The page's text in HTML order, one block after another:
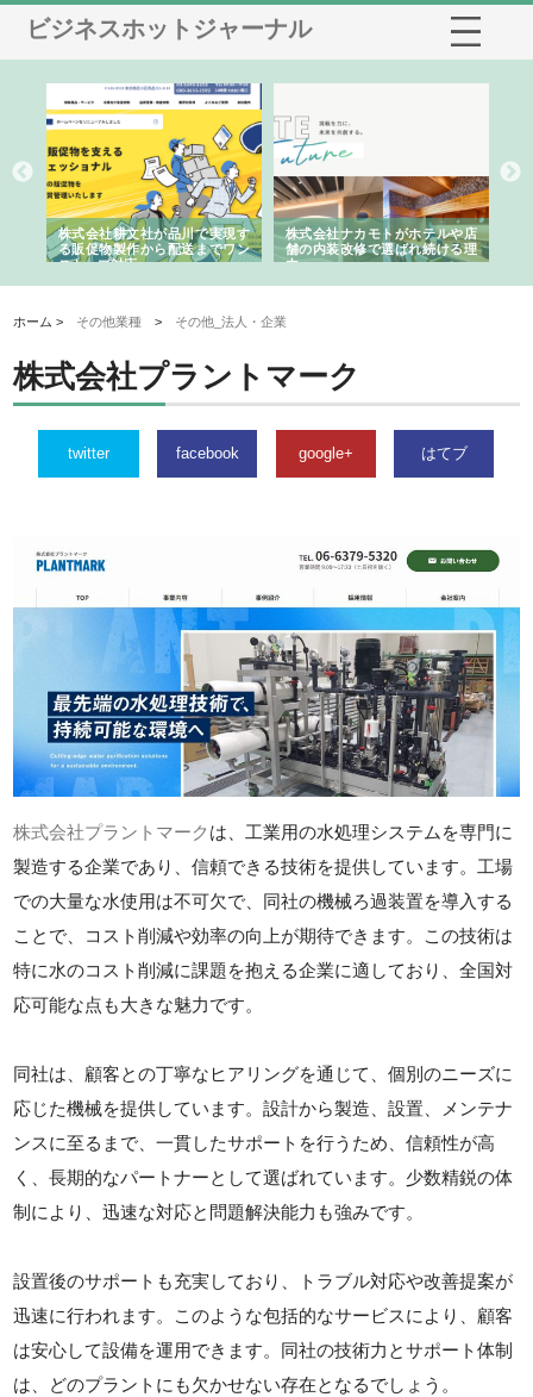
ビジネスホットジャーナル
株式会社耕文社が品川で実現す
る販促物製作から配送までワン
ストップ対応
株式会社ナカモトがホテルや店
舗の内装改修で選ばれ続ける理
由
ホーム > その他業種 > その他_法人・企業
株式会社プラントマーク
twitter facebook google+ はてブ
株式会社プラントマーク は、工業用の水処理システムを専門に
製造する企業であり、信頼できる技術を提供しています。工場
での大量な水使用は不可欠で、同社の機械ろ過装置を導入する
ことで、コスト削減や効率の向上が期待できます。この技術は
特に水のコスト削減に課題を抱える企業に適しており、全国対
応可能な点も大きな魅力です。
同社は、顧客との丁寧なヒアリングを通じて、個別のニーズに
応じた機械を提供しています。設計から製造、設置、メンテナ
ンスに至るまで、一貫したサポートを行うため、信頼性が高
く、長期的なパートナーとして選ばれています。少数精鋭の体
制により、迅速な対応と問題解決能力も強みです。
設置後のサポートも充実しており、トラブル対応や改善提案が
迅速に行われます。このような包括的なサービスにより、顧客
は安心して設備を運用できます。同社の技術力とサポート体制
は、どのプラントにも欠かせない存在となるでしょう。